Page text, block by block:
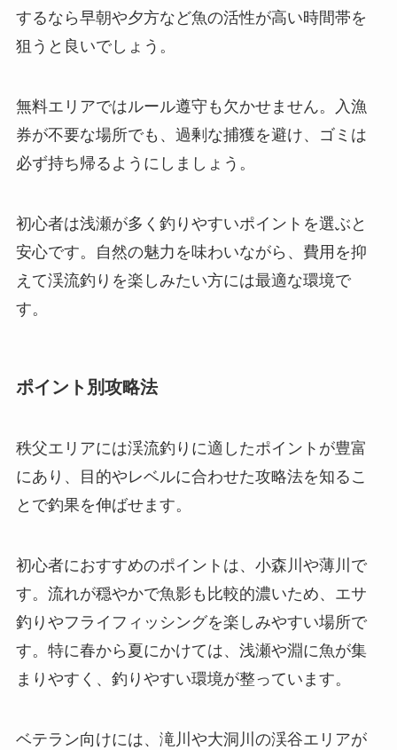
するなら早朝や夕方など魚の活性が高い時間帯を
狙うと良いでしょう。
無料エリアではルール遵守も欠かせません。入漁
券が不要な場所でも、過剰な捕獲を避け、ゴミは
必ず持ち帰るようにしましょう。
初心者は浅瀬が多く釣りやすいポイントを選ぶと
安心です。自然の魅力を味わいながら、費用を抑
えて渓流釣りを楽しみたい方には最適な環境で
す。
ポイント別攻略法
秩父エリアには渓流釣りに適したポイントが豊富
にあり、目的やレベルに合わせた攻略法を知るこ
とで釣果を伸ばせます。
初心者におすすめのポイントは、小森川や薄川で
す。流れが穏やかで魚影も比較的濃いため、エサ
釣りやフライフィッシングを楽しみやすい場所で
す。特に春から夏にかけては、浅瀬や淵に魚が集
まりやすく、釣りやすい環境が整っています。
ベテラン向けには、滝川や大洞川の渓谷エリアが